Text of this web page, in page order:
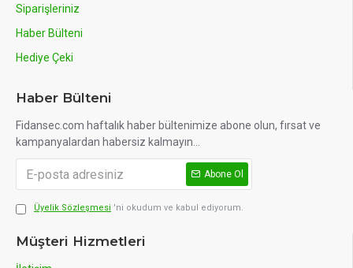
Siparişleriniz
Haber Bülteni
Hediye Çeki
Haber Bülteni
Fidansec.com haftalık haber bültenimize abone olun, fırsat ve
kampanyalardan habersiz kalmayın...
Abone Ol
Üyelik Sözleşmesi 'ni okudum ve kabul ediyorum.
Müşteri Hizmetleri